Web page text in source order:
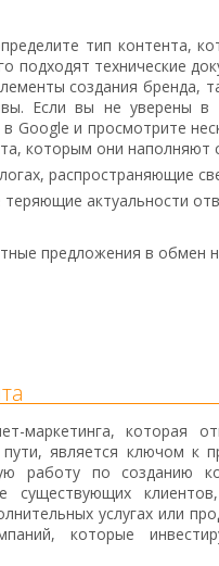
тип контента,
подходят технические
создания бренда,
Если вы не уверены
Google и просмотрите
которым они наполняют
распространяющие
теряющие актуальности
предложения в обмен
маркетинга, которая
является ключом к
работу по созданию
существующих
услугах или
которые